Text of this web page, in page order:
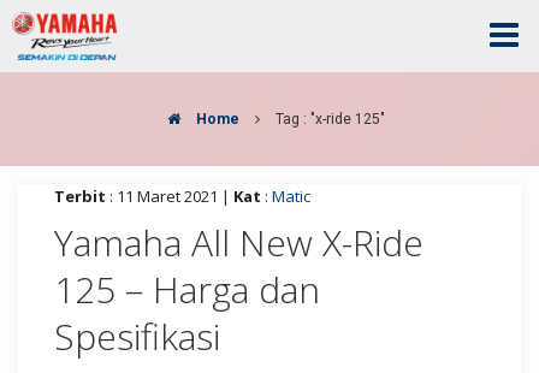
Home Tag : "x-ride 125"
Terbit : 11 Maret 2021 | Kat : Matic
Yamaha All New X-Ride
125 – Harga dan
Spesifikasi